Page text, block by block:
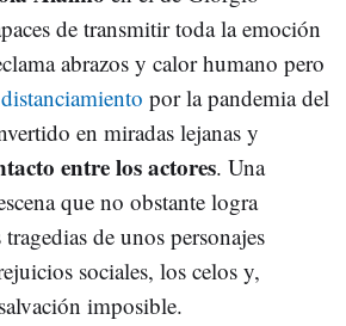
de transmitir toda la emoción
abrazos y calor humano pero
por la pandemia del
en miradas lejanas y
entre los actores. Una
que no obstante logra
de unos personajes
sociales, los celos y,
imposible.